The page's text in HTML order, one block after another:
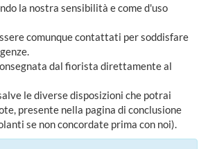
la nostra sensibilità e come d'uso
comunque contattati per soddisfare
dal fiorista direttamente al
le diverse disposizioni che potrai
presente nella pagina di conclusione
se non concordate prima con noi).